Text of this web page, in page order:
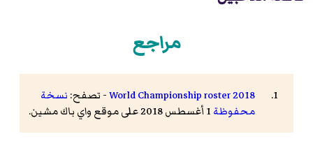
مراجع
2018 World Championship roster - تصفح: نسخة
محفوظة